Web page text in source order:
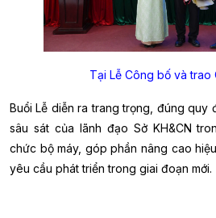
Tại Lễ Công bố và trao
Buổi Lễ diễn ra trang trọng, đúng quy
sâu sát của lãnh đạo Sở KH&CN
chức bộ máy, góp phần nâng cao
yêu cầu phát triển trong giai đoạn mới.